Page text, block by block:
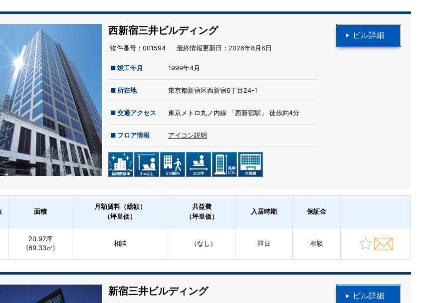
ビル詳細
西新宿三井ビルディング
物件番号：001594 最終情報更新⽇：2026年8月6日
■ 竣工年月 1999年4月
■ 所在地 東京都新宿区西新宿6丁目24-1
■ 交通アクセス 東京メトロ丸ノ内線 「西新宿駅」 徒歩約4分
■ フロア情報 アイコン説明
面積
月額賃料（総額）
（坪単価）
共益費
（坪単価）
入居時期 保証金
20.97坪
(69.33㎡)
相談 （なし） 即日 相談
ビル詳細
新宿三井ビルディング